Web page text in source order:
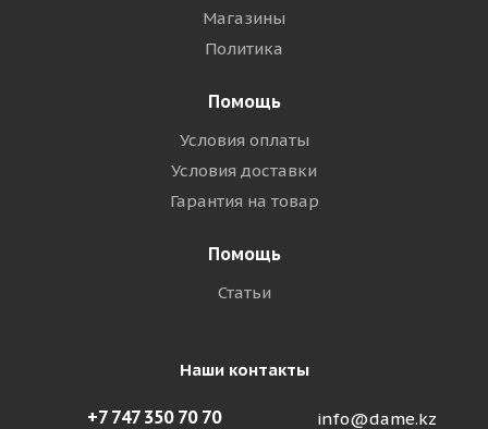
Магазины
Политика
Помощь
Условия оплаты
Условия доставки
Гарантия на товар
Помощь
Статьи
Наши контакты
+7 747 350 70 70 info@dame.kz